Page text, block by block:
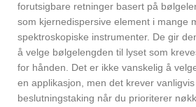
forutsigbare retninger basert på
som kjernedispersive element i mange
spektroskopiske instrumenter. De gir
å velge bølgelengden til lyset som
for hånden. Det er ikke vanskelig å
en applikasjon, men det krever
beslutningstaking når du prioriterer